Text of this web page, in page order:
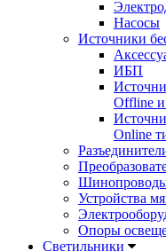
Насосы
Источники
ИБП
Offline и
Online
Шинопроводы
Устройства
Опоры
Светильники